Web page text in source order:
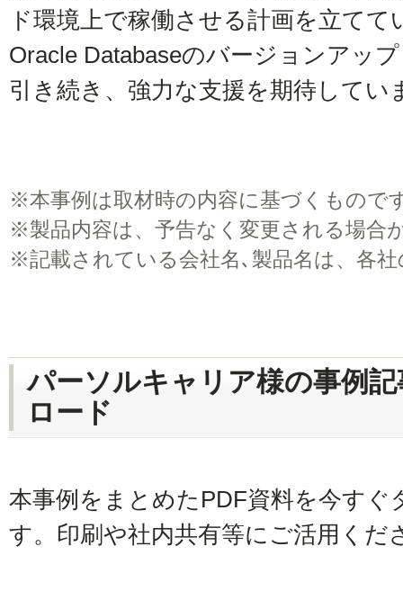
ド環境上で稼働させる計画を立て
Oracle Databaseのバージョンアッ
引き続き、強力な支援を期待してい
※本事例は取材時の内容に基づくもので
※製品内容は、予告なく変更される場合
※記載されている会社名､製品名は、各
パーソルキャリア様の事例
ロード
本事例をまとめたPDF資料を今す
す。印刷や社内共有等にご活用くだ